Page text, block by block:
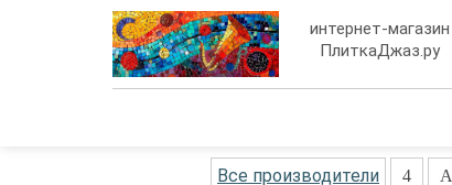
интернет-магазин
ПлиткаДжаз.ру
Все производители 4 A